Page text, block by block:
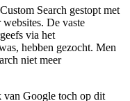
Search gestopt met
De vaste
via het
hebben gezocht. Men
niet meer
van Google toch op dit